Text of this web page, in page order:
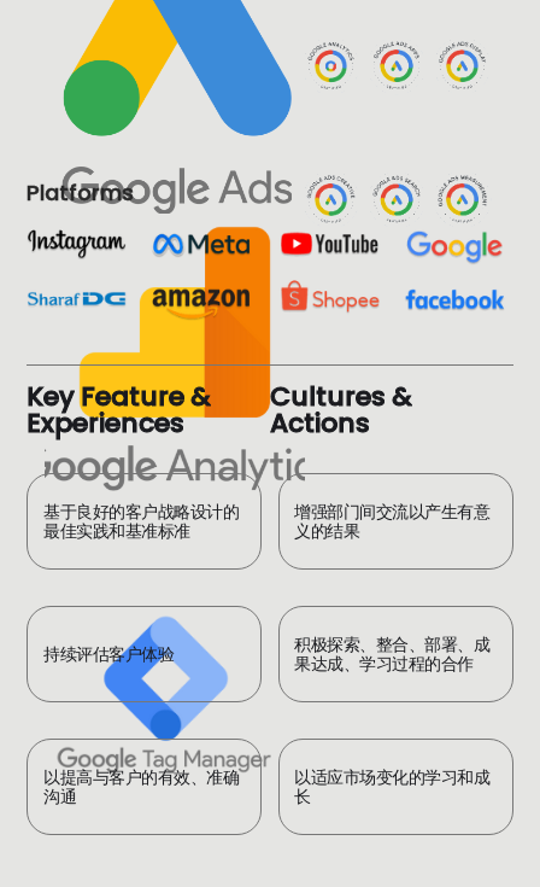
Platforms
KeyFeature&
Experiences
Cultures&
Actions
基于良好的客户战略设计的
最佳实践和基准标准
持续评估客户体验
以提高与客户的有效、准确
沟通
增强部门间交流以产生有意
义的结果
积极探索、整合、部署、成
果达成、学习过程的合作
以适应市场变化的学习和成
长